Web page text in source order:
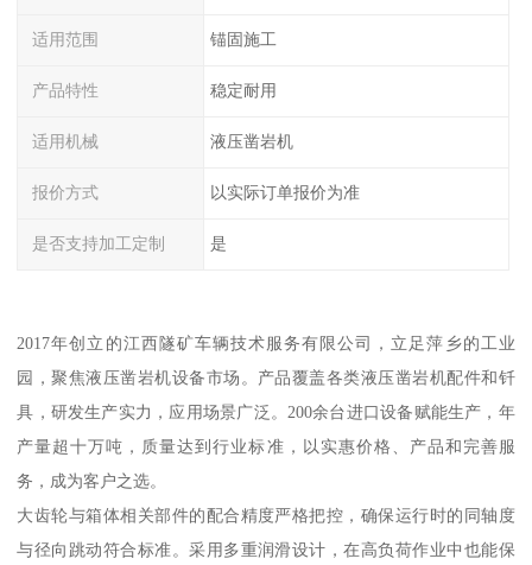
适用范围 锚固施工
产品特性 稳定耐用
适用机械 液压凿岩机
报价方式 以实际订单报价为准
是否支持加工定制 是
2017年创立的江西隧矿车辆技术服务有限公司，立足萍乡的工业
园，聚焦液压凿岩机设备市场。产品覆盖各类液压凿岩机配件和钎
具，研发生产实力，应用场景广泛。200余台进口设备赋能生产，年
产量超十万吨，质量达到行业标准，以实惠价格、产品和完善服
务，成为客户之选。
大齿轮与箱体相关部件的配合精度严格把控，确保运行时的同轴度
与径向跳动符合标准。采用多重润滑设计，在高负荷作业中也能保